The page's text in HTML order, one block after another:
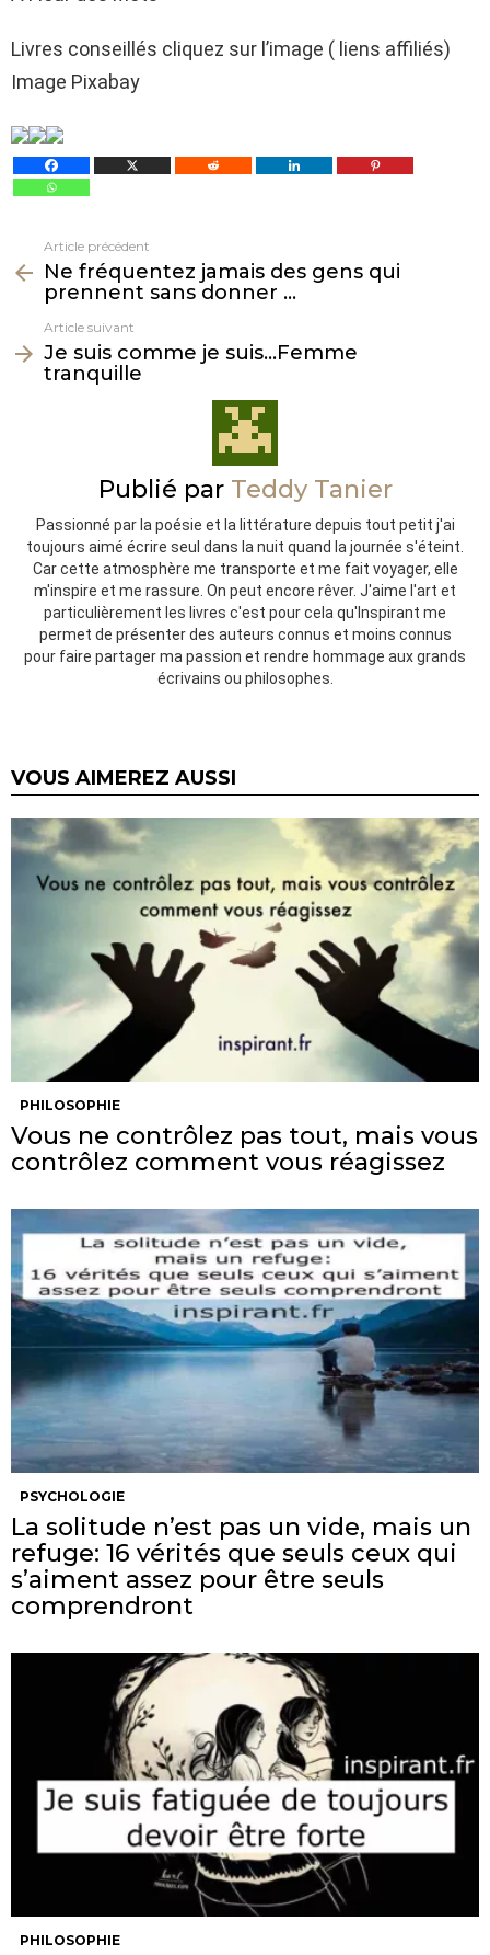
Livres conseillés cliquez sur l’image ( liens affiliés)
Image Pixabay
plus
Article précédent
Ne fréquentez jamais des gens qui
prennent sans donner …
Article suivant
Je suis comme je suis…Femme
tranquille
Publié par Teddy Tanier
Passionné par la poésie et la littérature depuis tout petit j'ai
toujours aimé écrire seul dans la nuit quand la journée s'éteint.
Car cette atmosphère me transporte et me fait voyager, elle
m'inspire et me rassure. On peut encore rêver. J'aime l'art et
particulièrement les livres c'est pour cela qu'Inspirant me
permet de présenter des auteurs connus et moins connus
pour faire partager ma passion et rendre hommage aux grands
écrivains ou philosophes.
VOUS AIMEREZ AUSSI
PHILOSOPHIE
Vous ne contrôlez pas tout, mais vous
contrôlez comment vous réagissez
PSYCHOLOGIE
La solitude n’est pas un vide, mais un
refuge: 16 vérités que seuls ceux qui
s’aiment assez pour être seuls
comprendront
PHILOSOPHIE